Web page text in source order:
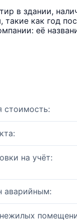
в здании,
как год
её
стоимость:
на учёт:
аварийным: